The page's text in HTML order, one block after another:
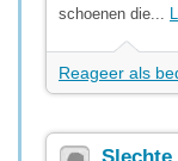
schoenen die...
Reageer als